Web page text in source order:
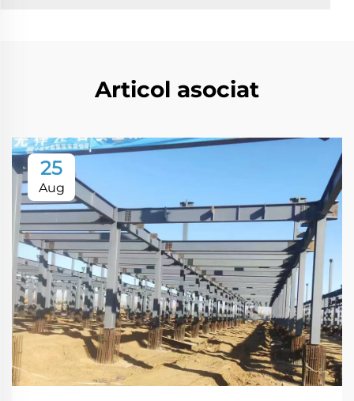
Articol asociat
25
Aug